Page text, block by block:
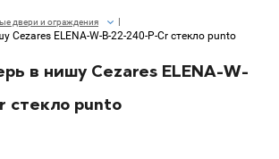
двери и ограждения
ELENA-W-B-22-240-P-Cr стекло punto
в нишу Cezares ELENA-W-
стекло punto